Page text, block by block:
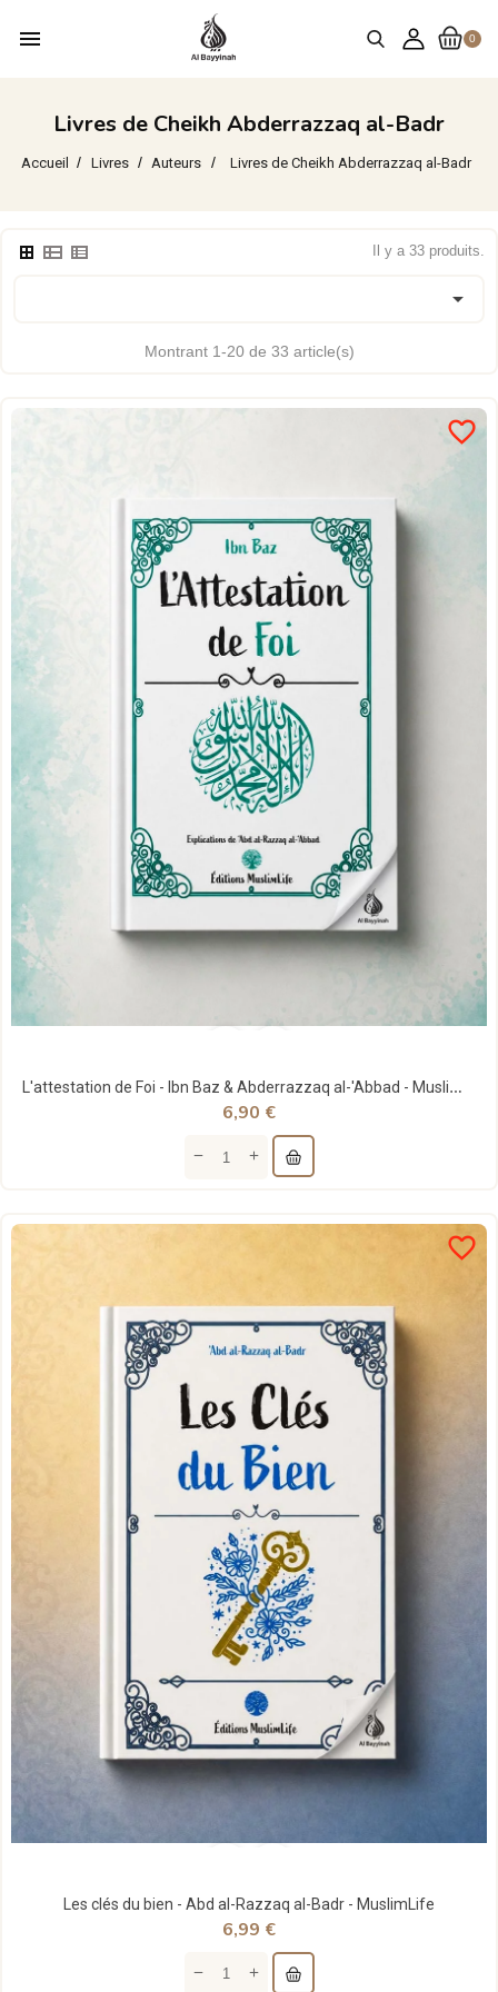
0
menu
Livres de Cheikh Abderrazzaq al-Badr
Accueil Livres Auteurs Livres de Cheikh Abderrazzaq al-Badr
Il y a 33 produits.

Montrant 1-20 de 33 article(s)
favorite_border
L'attestation de Foi - Ibn Baz & Abderrazzaq al-'Abbad - MuslimLife
6,90 €
favorite_border
Les clés du bien - Abd al-Razzaq al-Badr - MuslimLife
6,99 €